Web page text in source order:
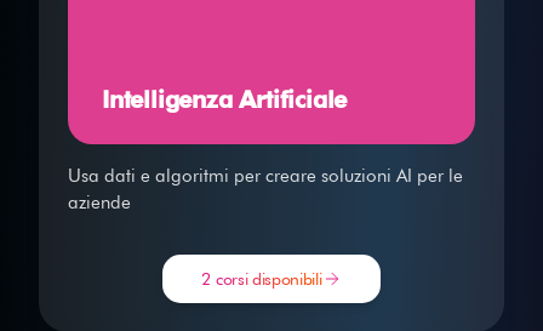
Intelligenza Artificiale
Usa dati e algoritmi per creare soluzioni AI per le
aziende
2 corsi disponibili